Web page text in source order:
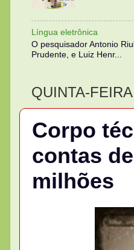
Língua eletrônica
O pesquisador Antonio
Prudente, e Luiz Henr...
QUINTA-
Corpo
contas
milhões